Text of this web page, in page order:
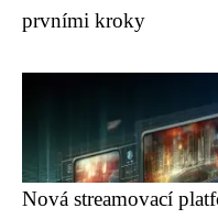
prvními kroky
Nová streamovací